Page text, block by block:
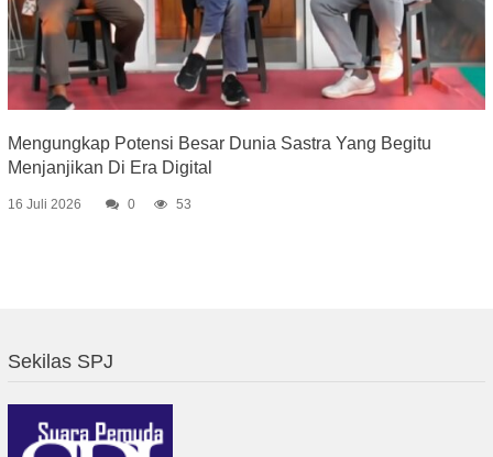
Mengungkap Potensi Besar Dunia Sastra Yang Begitu
Menjanjikan Di Era Digital
16 Juli 2026 0 53
Sekilas SPJ